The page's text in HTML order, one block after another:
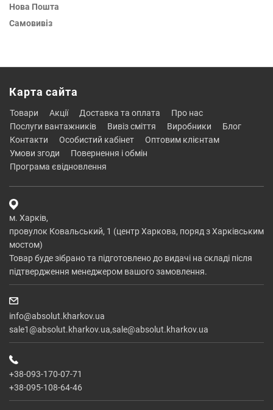
Нова Пошта
Самовивіз
Карта сайта
товари акції доставка та оплата
про нас
послуги вантажників
вивіз сміття виробники
блог
контакти
особистий кабінет
оптовим клієнтам
умови згоди
повернення і обмін
програма євідновлення
м. Харків,
провулок Ковальський, 1 (центр Харкова, поряд з Харківським
мостом)
Товар буде зібрано та підготовлено до видачі на складі після
підтвердження менеджером вашого замовлення.
info@absolut.kharkov.ua
sale1@absolut.kharkov.ua,sale@absolut.kharkov.ua
+38-093-170-07-71
+38-095-108-64-46